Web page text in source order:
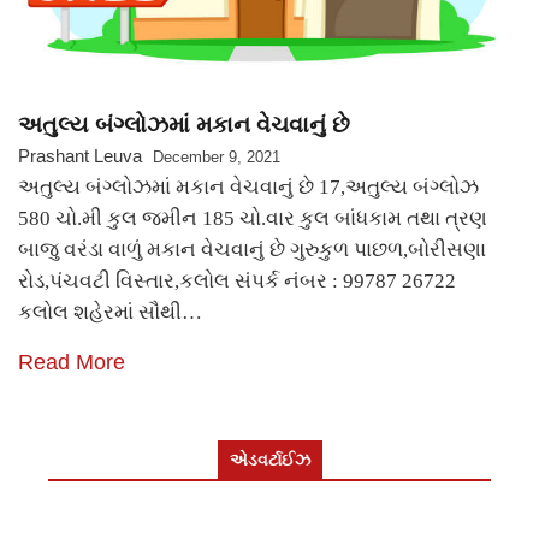
અતુલ્ય બંગ્લોઝમાં મકાન વેચવાનું છે
Prashant Leuva December 9, 2021
અતુલ્ય બંગ્લોઝમાં મકાન વેચવાનું છે 17,અતુલ્ય બંગ્લોઝ
580 ચો.મી કુલ જમીન 185 ચો.વાર કુલ બાંધકામ તથા ત્રણ
બાજુ વરંડા વાળું મકાન વેચવાનું છે ગુરુકુળ પાછળ,બોરીસણા
રોડ,પંચવટી વિસ્તાર,કલોલ સંપર્ક નંબર : 99787 26722
કલોલ શહેરમાં સૌથી…
Read More
એડવર્ટાઈઝ